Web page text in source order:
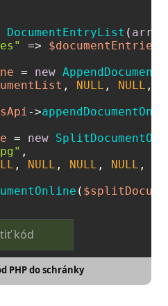
DocumentEntryList ( array
=> $documentEntries
= new
, NULL , NULL ,
->
= new
,
, NULL , NULL , NULL ,
(
kód
PHP do schránky